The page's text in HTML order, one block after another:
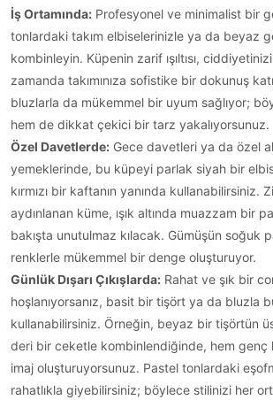
İş Ortamında: Profesyonel ve minimalist bir
tonlardaki takım elbiselerinizle ya da beyaz
kombinleyin. Küpenin zarif ışıltısı,
zamanda takımınıza sofistike bir dokunuş
bluzlarla da mükemmel bir uyum sağlıyor;
hem de dikkat çekici bir tarz yakalıyorsunuz.
Özel Davetlerde: Gece davetleri ya da özel
yemeklerinde, bu küpeyi parlak siyah bir
kırmızı bir kaftanın yanında kullanabilirsiniz.
aydınlanan küme, ışık altında muazzam bir
bakışta unutulmaz kılacak. Gümüşün soğuk
renklerle mükemmel bir denge oluşturuyor.
Günlük Dışarı Çıkışlarda: Rahat ve şık bir
hoşlanıyorsanız, basit bir tişört ya da bluzla
kullanabilirsiniz. Örneğin, beyaz bir tişörtün
deri bir ceketle kombinlendiğinde, hem genç
imaj oluşturuyorsunuz. Pastel tonlardaki
rahatlıkla giyebilirsiniz; böylece stilinizi her